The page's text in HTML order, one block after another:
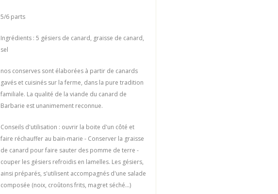
5/6 parts
Ingrédients : 5 gésiers de canard, graisse de canard,
sel
nos conserves sont élaborées à partir de canards
gavés et cuisinés sur la ferme, dans la pure tradition
familiale. La qualité de la viande du canard de
Barbarie est unanimement reconnue.
Conseils d'utilisation : ouvrir la boite d'un côté et
faire réchauffer au bain-marie - Conserver la graisse
de canard pour faire sauter des pomme de terre -
couper les gésiers refroidis en lamelles. Les gésiers,
ainsi préparés, s'utilisent accompagnés d'une salade
composée (noix, croûtons frits, magret séché...)